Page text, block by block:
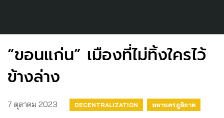
“ขอนแก่น” เมืองที่ไม่ทิ้งใครไว้
ข้างล่าง
7 ตุลาคม 2023 DECENTRALIZATION มหานครภูมิภาค